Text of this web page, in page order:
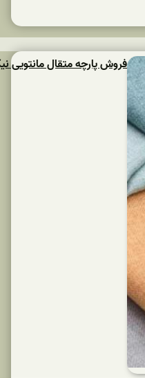
نیک بافت یزد